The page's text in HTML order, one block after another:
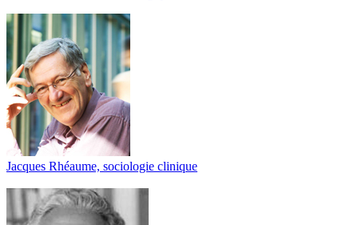
Jacques Rhéaume, sociologie clinique